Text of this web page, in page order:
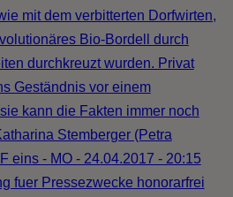
mit dem verbitterten Dorfwirten,
Bio-Bordell durch
durchkreuzt wurden. Privat
Geständnis vor einem
kann die Fakten immer noch
Stemberger (Petra
eins - MO - 24.04.2017 - 20:15
fuer Pressezwecke honorarfrei